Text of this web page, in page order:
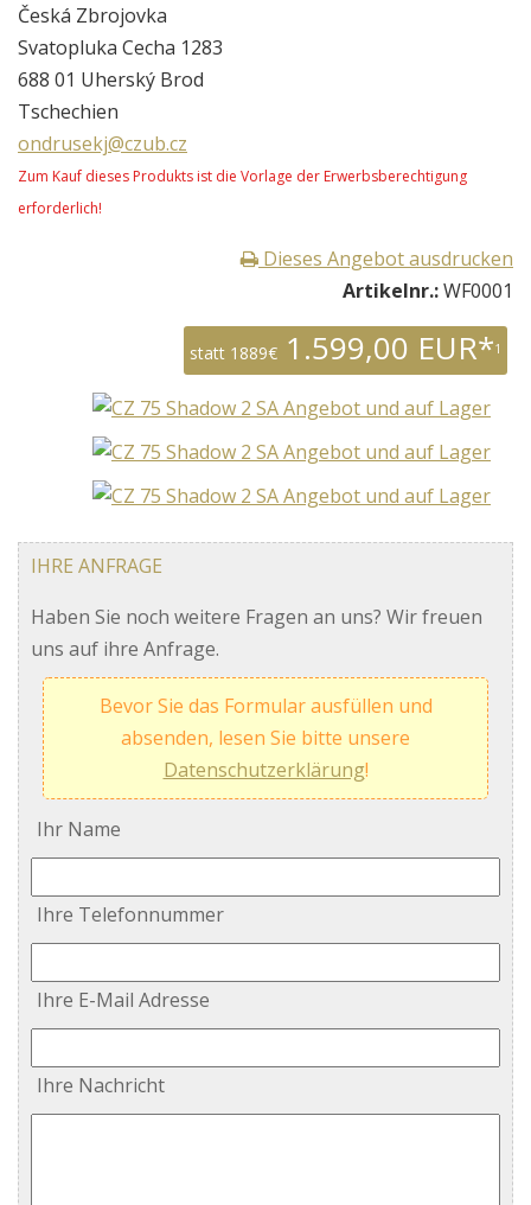
Česká Zbrojovka
Svatopluka Cecha 1283
688 01 Uherský Brod
Tschechien
ondrusekj@czub.cz
Zum Kauf dieses Produkts ist die Vorlage der Erwerbsberechtigung
erforderlich!
Dieses Angebot ausdrucken
Artikelnr.:WF0001
statt 1889€ 1.599,00 EUR*1
IHRE ANFRAGE
Haben Sie noch weitere Fragen an uns? Wir freuen
uns auf ihre Anfrage.
Bevor Sie das Formular ausfüllen und
absenden, lesen Sie bitte unsere
Datenschutzerklärung!
Ihr Name
Ihre Telefonnummer
Ihre E-Mail Adresse
Ihre Nachricht